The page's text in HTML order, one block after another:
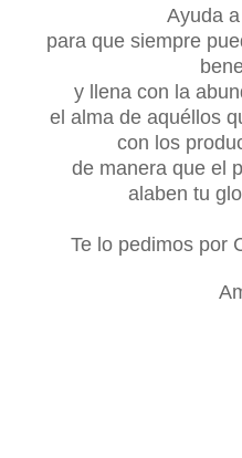
Ayuda
para que siempre
y llena con la
el alma de aquéllos
con los
de manera que el
alaben tu
Te lo pedimos por